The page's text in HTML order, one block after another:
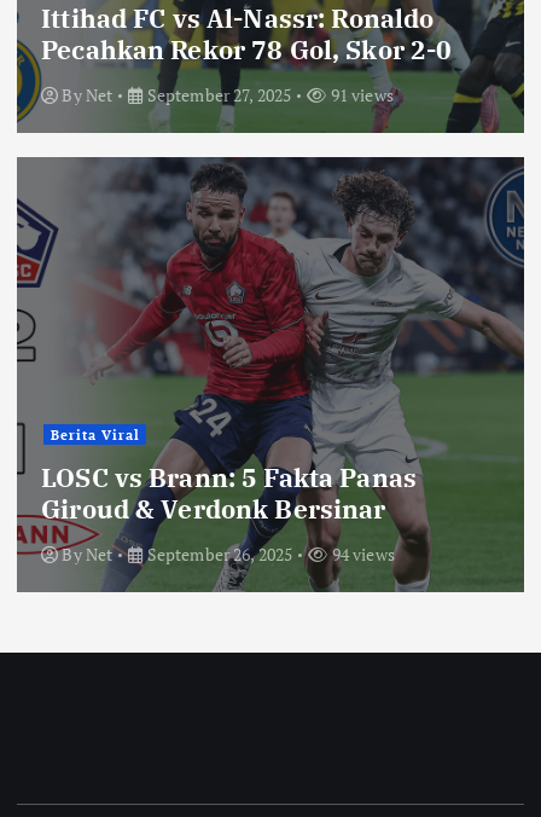
Ittihad FC vs Al-Nassr: Ronaldo
Pecahkan Rekor 78 Gol, Skor 2-0
ByNet September 27, 2025 91 views
Berita Viral
LOSC vs Brann: 5 Fakta Panas
Giroud & Verdonk Bersinar
ByNet September 26, 2025 94 views